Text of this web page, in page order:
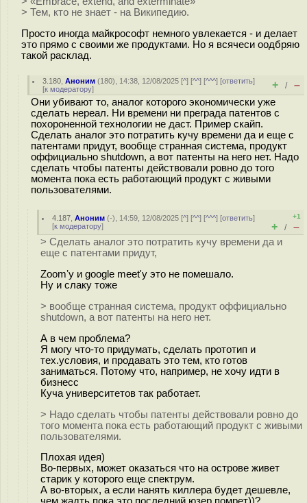
> Тем, кто не знает - на Википедию.
Просто иногда майкрософт немного увлекается - и делает
это прямо с своими же продуктами. Но я всячеси оодбряю
такой расклад.
3.180 ,Аноним (180), 14:38, 12/08/2025 [^] [^^] [^^^] [ответить]
[к модератору] + / –
Они убивают то, аналог которого экономически уже
сделать нереал. Ни времени ни преграда патентов с
похороненной технологии не даст. Пример скайп.
Сделать аналог это потратить кучу времени да и еще с
патентами придут, вообще странная система, продукт
оффициально shutdown, а вот патенты на него нет. Надо
сделать чтобы патенты действовали ровно до того
момента пока есть работающий продукт с живыми
пользователями.
4.187 ,Аноним (-), 14:59, 12/08/2025 [^] [^^] [^^^] [ответить]
[к модератору]
+1
+ / –
> Сделать аналог это потратить кучу времени да и
еще с патентами придут,
Zoomʼу и google meet'у это не помешало.
Ну и слаку тоже
> вообще странная система, продукт оффициально
shutdown, а вот патенты на него нет.
А в чем проблема?
Я могу что-то придумать, сделать прототип и
тех.условия, и продавать это тем, кто готов
заниматься. Потому что, например, не хочу идти в
бизнесс
Куча университетов так работает.
> Надо сделать чтобы патенты действовали ровно до
того момента пока есть работающий продукт с живыми
пользователями.
Плохая идея)
Во-первых, может оказаться что на острове живет
старик у которого еще спектрум.
А во-вторых, а если нанять киллера будет дешевле,